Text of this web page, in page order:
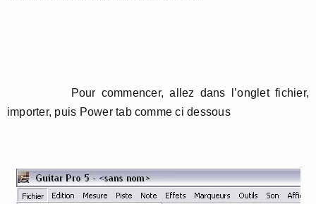
Pour commencer, allez dans l’onglet fichier,
importer, puis Power tab comme ci dessous